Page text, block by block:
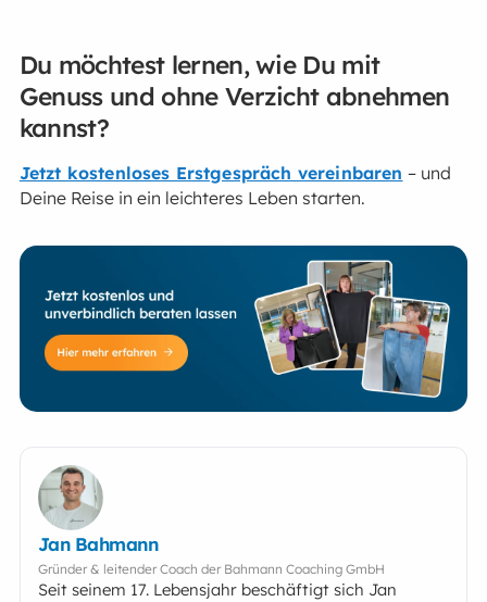
Du möchtest lernen, wie Du mit
Genuss und ohne Verzicht abnehmen
kannst?
Jetzt kostenloses Erstgespräch vereinbaren – und
Deine Reise in ein leichteres Leben starten.
Jan Bahmann
Gründer & leitender Coach der Bahmann Coaching GmbH
Seit seinem 17. Lebensjahr beschäftigt sich Jan